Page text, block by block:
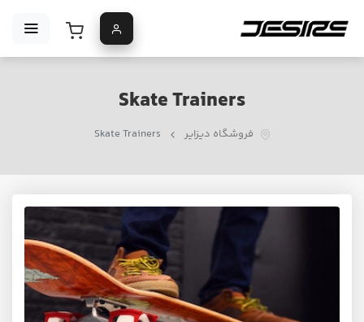
Skate Trainers
فروشگاه دیزایر Skate Trainers